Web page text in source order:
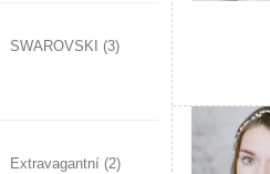
SWAROVSKI (3)
Extravagantní (2)